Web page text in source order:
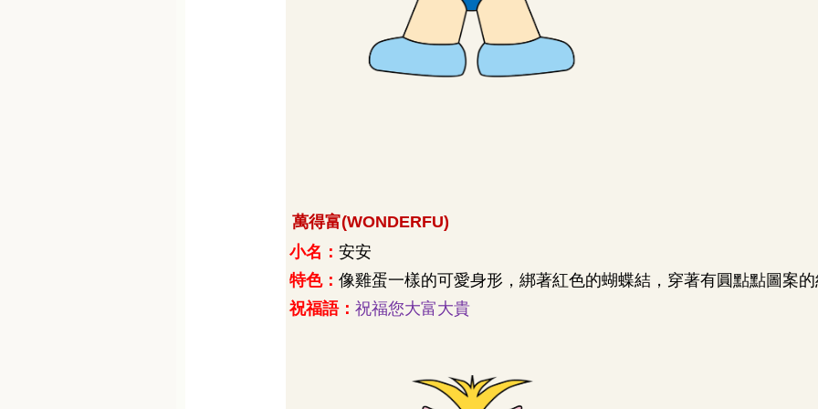
萬得富(WONDERFU)
小名： 安安
特色： 像雞蛋一樣的可愛身形，綁著紅色的蝴蝶結，穿著有圓點點圖案
祝福語： 祝福您大富大貴